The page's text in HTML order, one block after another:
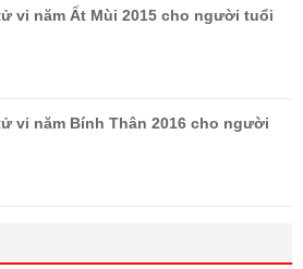
vi năm Ất Mùi 2015 cho người tuổi
vi năm Bính Thân 2016 cho người